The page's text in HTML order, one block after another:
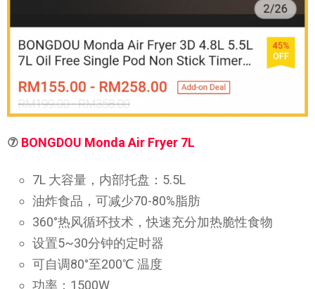
⑦ BONGDOU Monda Air Fryer 7L
7L 大容量，内部托盘：5.5L
油炸食品，可减少70-80%脂肪
360°热风循环技术，快速充分加热脆性食物
设置5~30分钟的定时器
可自调80°至200℃ 温度
功率：1500W